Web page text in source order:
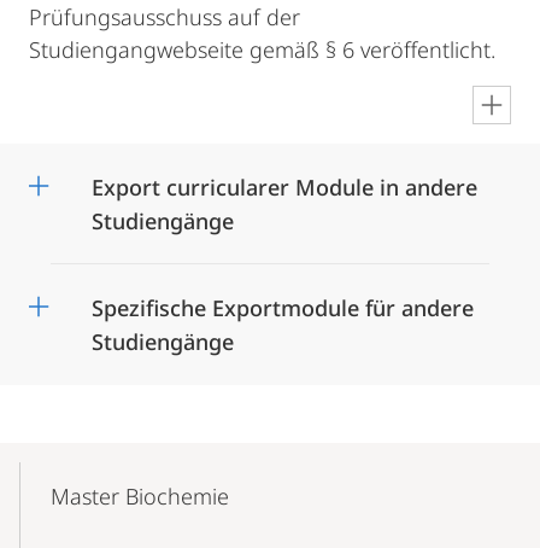
Prüfungsausschuss auf der
Studiengangwebseite gemäß § 6 veröffentlicht.
Export curricularer Module in andere
Studiengänge
Spezifische Exportmodule für andere
Studiengänge
NavigationMaster Biochemie